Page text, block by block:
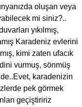
oluşan veya
mi siniz?..
yıkılmış,
Karadeniz evlerini
kimi zaten ufacık
vurmuş, sönmüş
karadenizin
pek görmek
geçiştiririz